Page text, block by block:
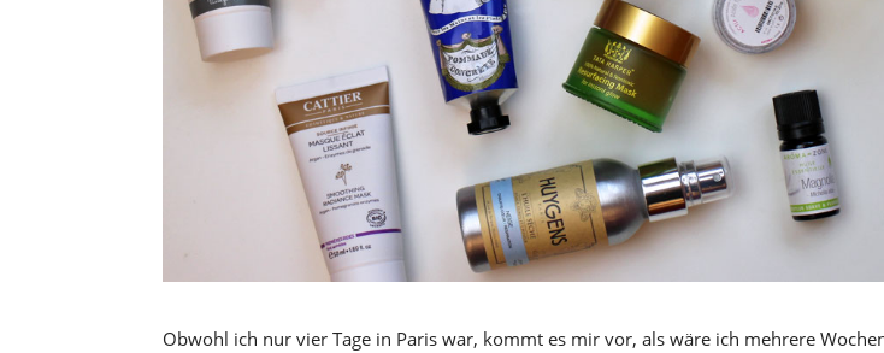
Obwohl ich nur vier Tage in Paris war, kommt es mir vor, als wäre ich mehrere